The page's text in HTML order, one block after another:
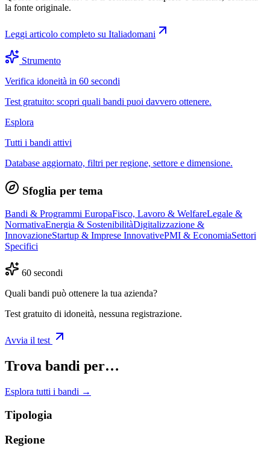
la fonte originale.
Leggi articolo completo su Italiadomani
Strumento
Verifica idoneità in 60 secondi
Test gratuito: scopri quali bandi puoi davvero ottenere.
Esplora
Tutti i bandi attivi
Database aggiornato, filtri per regione, settore e dimensione.
Sfoglia per tema
Bandi & Programmi EuropaFisco, Lavoro & WelfareLegale &
NormativaEnergia & SostenibilitàDigitalizzazione &
InnovazioneStartup & Imprese InnovativePMI & EconomiaSettori
Specifici
60 secondi
Quali bandi può ottenere la tua azienda?
Test gratuito di idoneità, nessuna registrazione.
Avvia il test
Trova bandi per…
Esplora tutti i bandi →
Tipologia
Regione